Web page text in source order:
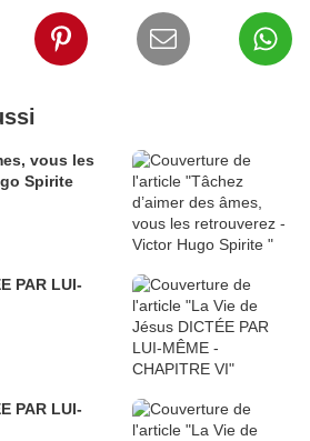
vous les
Spirite
PAR LUI-
PAR LUI-